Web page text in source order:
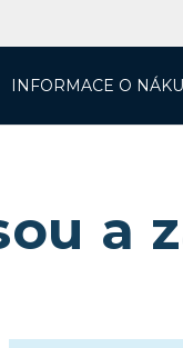
INFORMACE O
a